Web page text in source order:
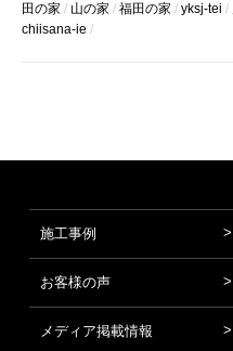
田の家
山の家 福田の家 yksj-tei
chiisana-ie
施工事例
お客様の声
メディア掲載情報